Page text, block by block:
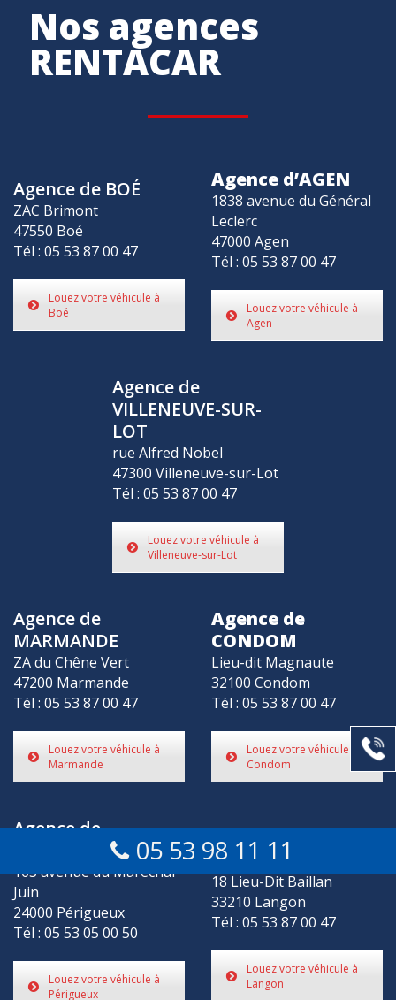
05 53 98 11 11
Nos agences
RENTACAR
Agence de BOÉ
ZAC Brimont
47550 Boé
Tél : 05 53 87 00 47
Louez votre véhicule à
Boé
Agence d’AGEN
1838 avenue du Général
Leclerc
47000 Agen
Tél : 05 53 87 00 47
Louez votre véhicule à
Agen
Agence de
VILLENEUVE-SUR-
LOT
rue Alfred Nobel
47300 Villeneuve-sur-Lot
Tél : 05 53 87 00 47
Louez votre véhicule à
Villeneuve-sur-Lot
Agence de
MARMANDE
ZA du Chêne Vert
47200 Marmande
Tél : 05 53 87 00 47
Louez votre véhicule à
Marmande
Agence de
CONDOM
Lieu-dit Magnaute
32100 Condom
Tél : 05 53 87 00 47
Louez votre véhicule à
Condom
Agence de
163 avenue du Maréchal
Juin
24000 Périgueux
Tél : 05 53 05 00 50
Louez votre véhicule à
Périgueux
Agence de
LANGON
18 Lieu-Dit Baillan
33210 Langon
Tél : 05 53 87 00 47
Louez votre véhicule à
Langon